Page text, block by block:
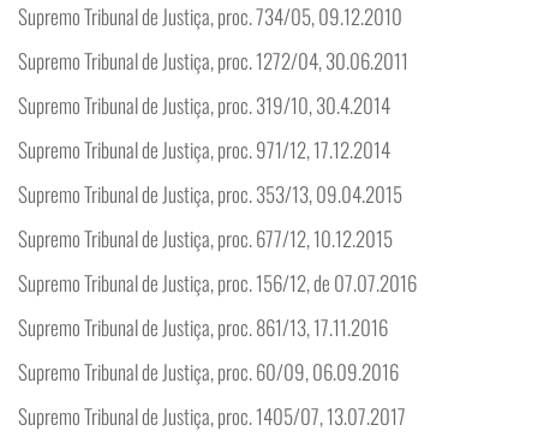
Supremo Tribunal de Justiça, proc. 734/05, 09.12.2010
Supremo Tribunal de Justiça, proc. 1272/04, 30.06.2011
Supremo Tribunal de Justiça, proc. 319/10, 30.4.2014
Supremo Tribunal de Justiça, proc. 971/12, 17.12.2014
Supremo Tribunal de Justiça, proc. 353/13, 09.04.2015
Supremo Tribunal de Justiça, proc. 677/12, 10.12.2015
Supremo Tribunal de Justiça, proc. 156/12, de 07.07.2016
Supremo Tribunal de Justiça, proc. 861/13, 17.11.2016
Supremo Tribunal de Justiça, proc. 60/09, 06.09.2016
Supremo Tribunal de Justiça, proc. 1405/07, 13.07.2017